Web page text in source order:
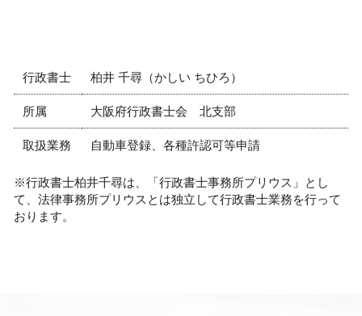
行政書士 柏井 千尋（かしい ちひろ）
所属 大阪府行政書士会 北支部
取扱業務 自動車登録、各種許認可等申請
※行政書士柏井千尋は、「行政書士事務所プリウス」とし
て、法律事務所プリウスとは独立して行政書士業務を行って
おります。